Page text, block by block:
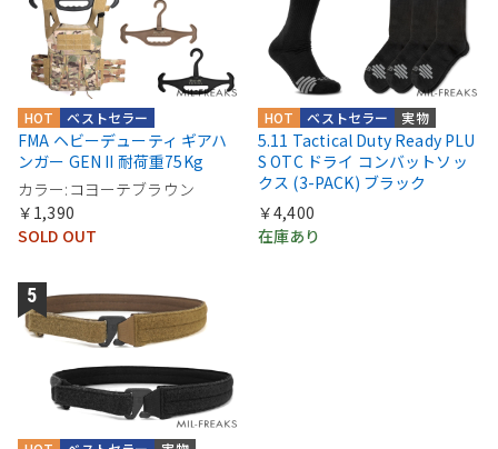
ベストセラー
HOT
FMA ヘビーデューティ ギアハ
ンガー GEN II 耐荷重75Kg
カラー:コヨーテブラウン
￥1,390
SOLD OUT
実物
ベストセラー
HOT
5.11 Tactical Duty Ready PLU
S OTC ドライ コンバットソッ
クス (3-PACK) ブラック
￥4,400
在庫あり